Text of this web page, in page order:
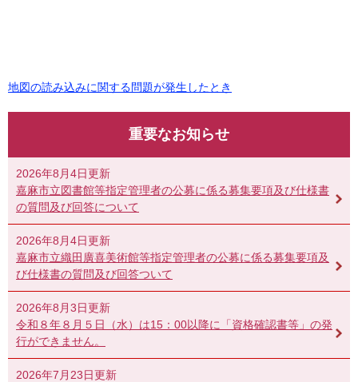
地図の読み込みに関する問題が発生したとき
重要なお知らせ
2026年8月4日更新
嘉麻市立図書館等指定管理者の公募に係る募集要項及び仕様書
の質問及び回答について
2026年8月4日更新
嘉麻市立織田廣喜美術館等指定管理者の公募に係る募集要項及
び仕様書の質問及び回答ついて
2026年8月3日更新
令和８年８月５日（水）は15：00以降に「資格確認書等」の発
行ができません。
2026年7月23日更新